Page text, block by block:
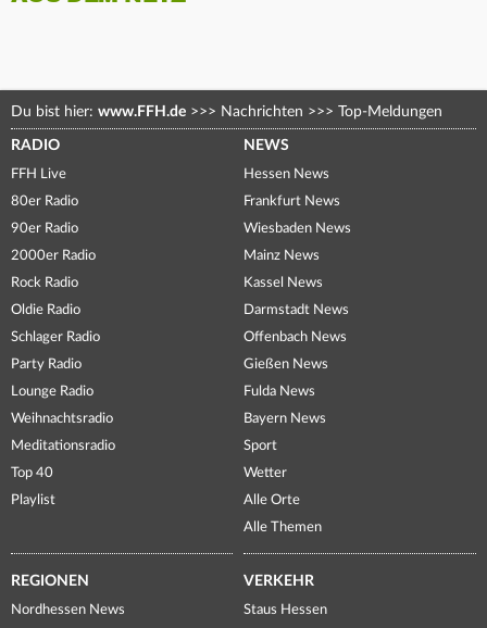
Du bist hier: www.FFH.de >>> Nachrichten >>> Top-Meldungen
RADIO
FFH Live
80er Radio
90er Radio
2000er Radio
Rock Radio
Oldie Radio
Schlager Radio
Party Radio
Lounge Radio
Weihnachtsradio
Meditationsradio
Top 40
Playlist
NEWS
Hessen News
Frankfurt News
Wiesbaden News
Mainz News
Kassel News
Darmstadt News
Offenbach News
Gießen News
Fulda News
Bayern News
Sport
Wetter
Alle Orte
Alle Themen
REGIONEN
Nordhessen News
VERKEHR
Staus Hessen